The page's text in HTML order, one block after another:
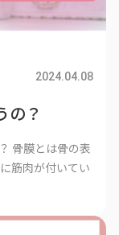
2024.04.08
の？
骨膜とは骨の表
筋肉が付いてい